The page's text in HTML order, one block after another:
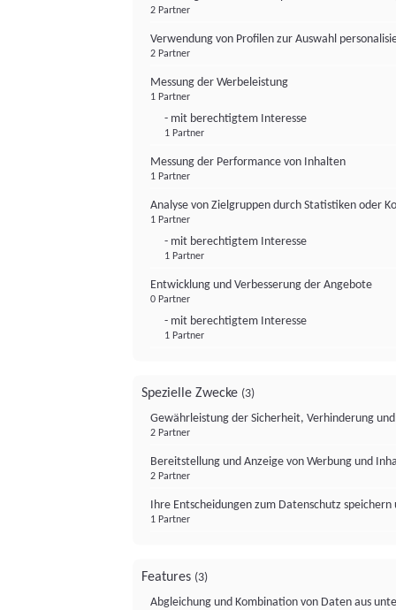
2 Partner
Verwendung von Profilen zur Auswahl
2 Partner
Messung der Werbeleistung
1 Partner
- mit berechtigtem Interesse
1 Partner
Messung der Performance von Inhalten
1 Partner
Analyse von Zielgruppen durch Statistiken oder
1 Partner
- mit berechtigtem Interesse
1 Partner
Entwicklung und Verbesserung der Angebote
0 Partner
- mit berechtigtem Interesse
1 Partner
Spezielle Zwecke (3)
Gewährleistung der Sicherheit, Verhinderung
2 Partner
Bereitstellung und Anzeige von Werbung und
2 Partner
Ihre Entscheidungen zum Datenschutz
1 Partner
Features (3)
Abgleichung und Kombination von Daten aus